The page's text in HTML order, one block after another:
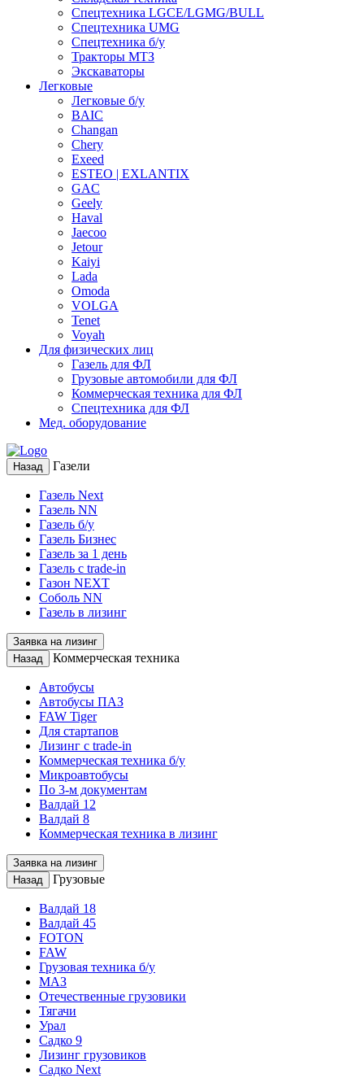
Спецтехника LGCE/LGMG/BULL
Спецтехника UMG
Спецтехника б/у
Тракторы МТЗ
Экскаваторы
Легковые
Легковые б/у
BAIC
Changan
Chery
Exeed
ESTEO | EXLANTIX
GAC
Geely
Haval
Jaecoo
Jetour
Kaiyi
Lada
Omoda
VOLGA
Tenet
Voyah
Для физических лиц
Газель для ФЛ
Грузовые автомобили для ФЛ
Коммерческая техника для ФЛ
Спецтехника для ФЛ
Мед. оборудование
Назад Газели
Газель Next
Газель NN
Газель б/у
Газель Бизнес
Газель за 1 день
Газель с trade-in
Газон NEXT
Соболь NN
Газель в лизинг
Заявка на лизинг
Назад
Коммерческая техника
Автобусы
Автобусы ПАЗ
FAW Tiger
Для стартапов
Лизинг с trade-in
Коммерческая техника б/у
Микроавтобусы
По 3-м документам
Валдай 12
Валдай 8
Коммерческая техника в лизинг
Заявка на лизинг
Назад
Грузовые
Валдай 18
Валдай 45
FOTON
FAW
Грузовая техника б/у
МАЗ
Отечественные грузовики
Тягачи
Урал
Садко 9
Лизинг грузовиков
Садко Next